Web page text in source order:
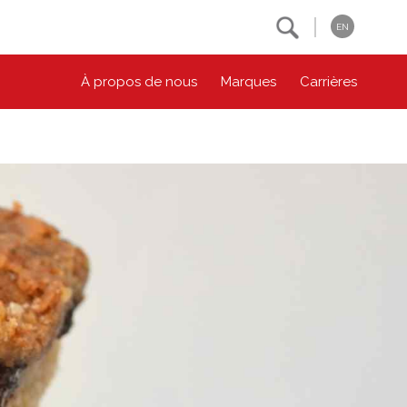
EN
À propos de nous Marques Carrières
Environnement
Bien-être des animaux
Collectivité
Principes coopératifs
Diversité et inclusion
Accessibilité